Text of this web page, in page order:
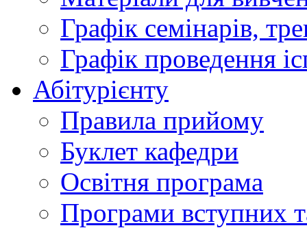
Графік семінарів,
Графік проведення
Абітурієнту
Правила прийому
Буклет кафедри
Освітня програма
Програми вступних